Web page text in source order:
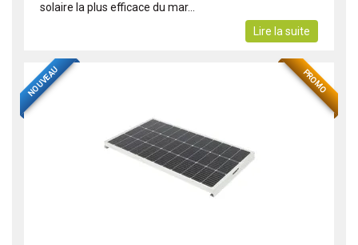
solaire la plus efficace du mar...
Lire la suite
PROMO
NOUVEAU